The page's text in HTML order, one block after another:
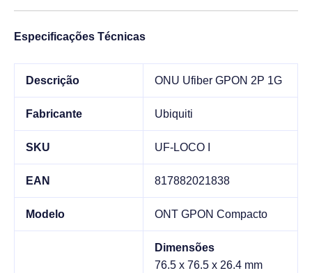
Especificações Técnicas
Descrição ONU Ufiber GPON 2P 1G
Fabricante Ubiquiti
SKU UF-LOCO I
EAN 817882021838
Modelo ONT GPON Compacto
Dimensões
76.5 x 76.5 x 26.4 mm